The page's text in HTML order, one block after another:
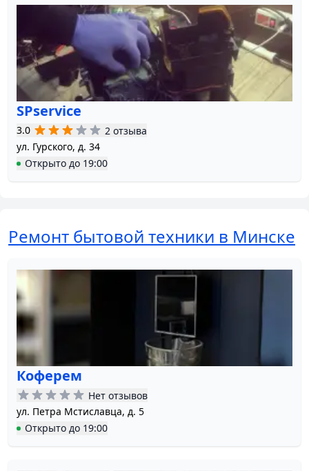
SPservice
3.0
2 отзыва
ул. Гурского, д. 34
Открыто до 19:00
Ремонт бытовой техники в Минске
Коферем
Нет отзывов
ул. Петра Мстиславца, д. 5
Открыто до 19:00